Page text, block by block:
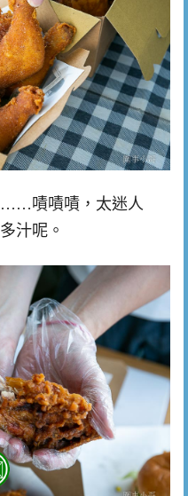
……嘖嘖嘖，太迷人
汁呢。